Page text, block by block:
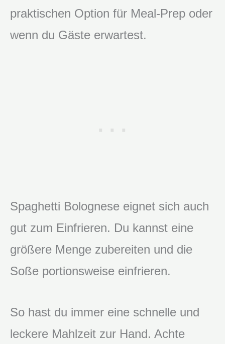
praktischen Option für Meal-Prep oder
wenn du Gäste erwartest.
Spaghetti Bolognese eignet sich auch
gut zum Einfrieren. Du kannst eine
größere Menge zubereiten und die
Soße portionsweise einfrieren.
So hast du immer eine schnelle und
leckere Mahlzeit zur Hand. Achte